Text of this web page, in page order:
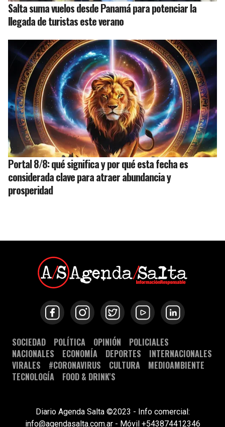
Salta suma vuelos desde Panamá para potenciar la
llegada de turistas este verano
Portal 8/8: qué significa y por qué esta fecha es
considerada clave para atraer abundancia y
prosperidad
SOCIEDAD POLÍTICA OPINIÓN
POLICIALES
NACIONALES
ECONOMÍA DEPORTES
INTERNACIONALES
VIRALES
#CORONAVIRUS CULTURA
MEDIOAMBIENTE
TECNOLOGÍA
FOOD & DRINK'S
Diario Agenda Salta ©2023 - Info comercial:
info@agendasalta.com.ar - Móvil +543874412346